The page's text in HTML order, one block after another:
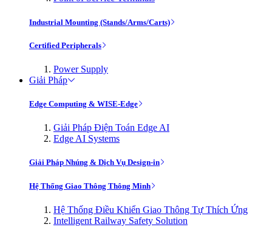
Industrial Mounting (Stands/Arms/Carts)
Certified Peripherals
Power Supply
Giải Pháp
Edge Computing & WISE-Edge
Giải Pháp Điện Toán Edge AI
Edge AI Systems
Giải Pháp Nhúng & Dịch Vụ Design-in
Hệ Thống Giao Thông Thông Minh
Hệ Thống Điều Khiển Giao Thông Tự Thích Ứng
Intelligent Railway Safety Solution